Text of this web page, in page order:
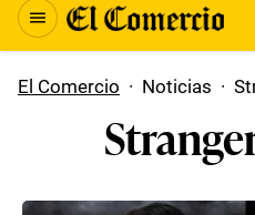
El Comercio · Noticias ·